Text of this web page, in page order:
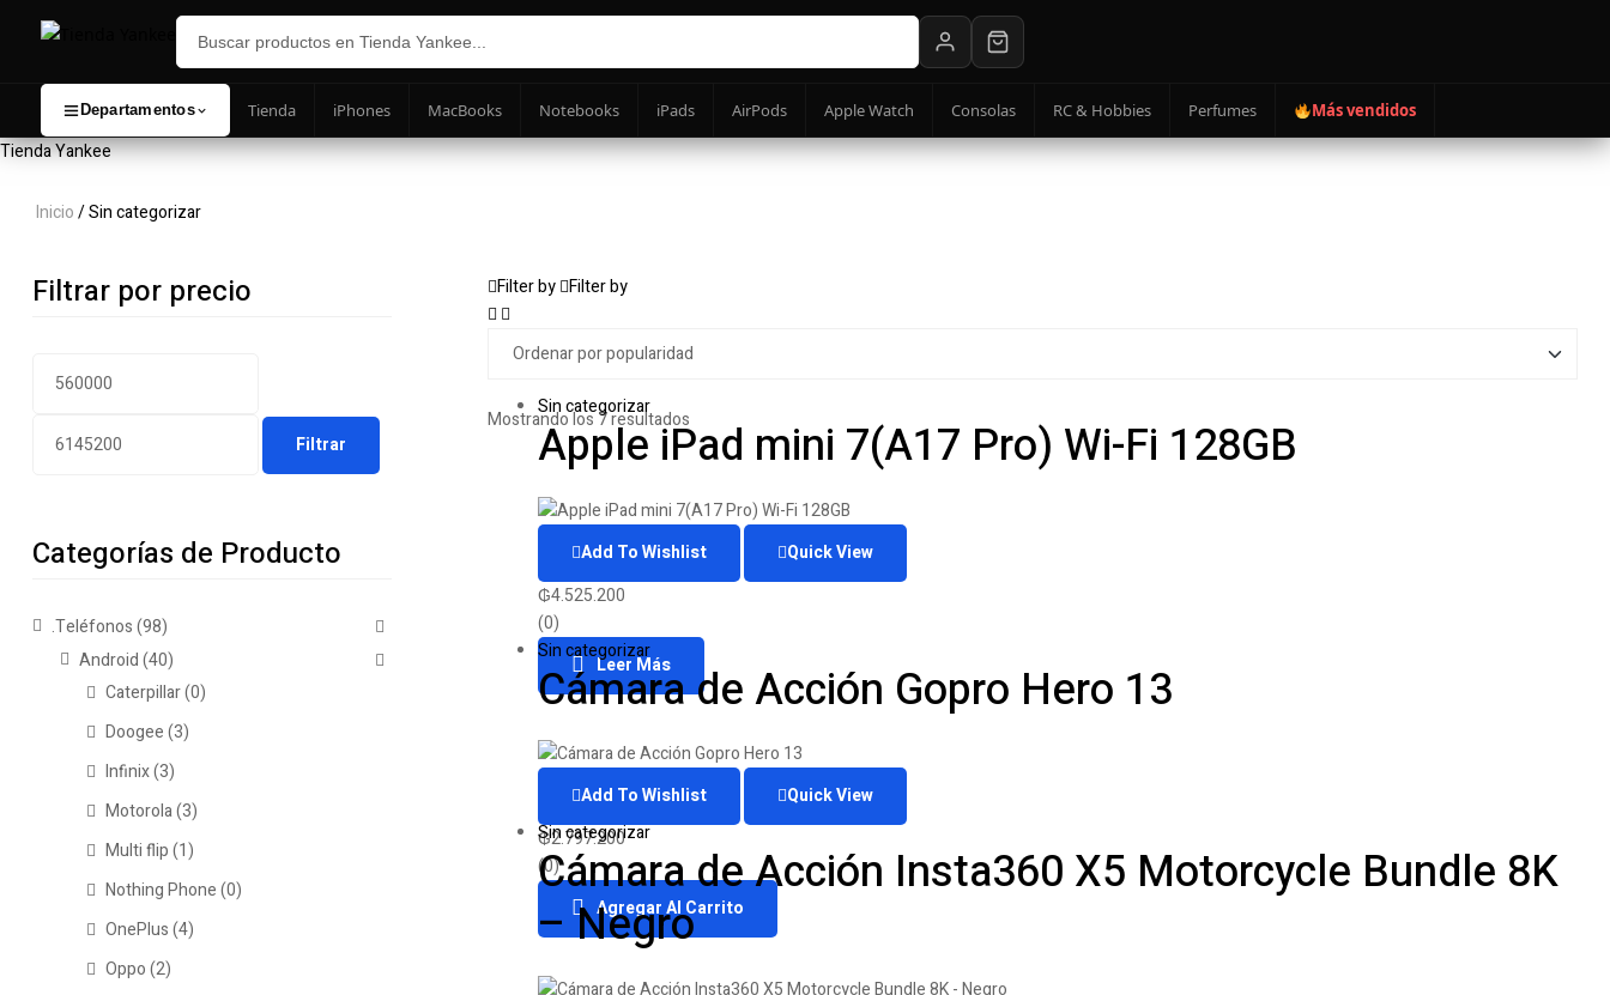
Departamentos Tienda iPhones MacBooks Notebooks iPads AirPods Apple Watch Consolas RC & Hobbies Perfumes Más vendidos
Tienda Yankee
Inicio/ Sin categorizar
Filter by Filter by
Mostrando los 7 resultados
por
Sin categorizar
Apple iPad mini 7(A17 Pro) Wi-Fi 128GB
Add To Wishlist
Quick View
₲4.525.200
(0)
Leer Más
Sin categorizar
Cámara de Acción Gopro Hero 13
Add To Wishlist
Quick View
₲2.797.200
(0)
Agregar Al Carrito
Sin categorizar
Cámara de Acción Insta360 X5 Motorcycle Bundle 8K
– Negro
Filtrar por precio
mínimo
Filtrar
Categorías de Producto
.Teléfonos(98)
Android(40)
Caterpillar(0)
Doogee (3)
Infinix(3)
Motorola(3)
Multi flip (1)
Nothing Phone (0)
OnePlus (4)
Oppo (2)